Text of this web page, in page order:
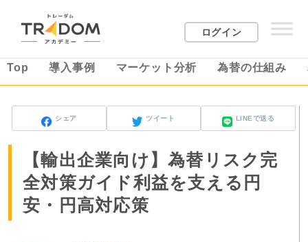
ログイン
Top 導入事例 マーケット分析 為替の仕組み
シェア ツイート LINEで送る
【輸出企業向け】為替リスク完
全対策ガイド利益を支える円
安・円高対応策